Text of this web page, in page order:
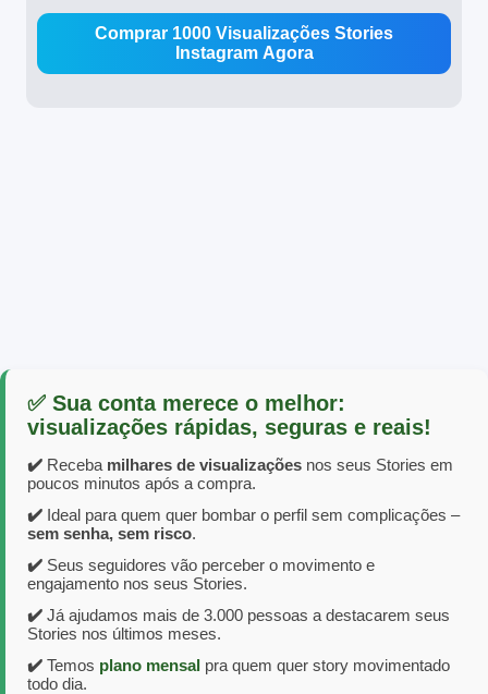
Comprar 1000 Visualizações Stories
InstagramAgora
✅ Sua conta merece o melhor:
visualizações rápidas, seguras e reais!
✔️ Receba milhares de visualizações nos seus Stories em
poucos minutos após a compra.
✔️ Ideal para quem quer bombar o perfil sem complicações –
sem senha, sem risco.
✔️ Seus seguidores vão perceber o movimento e
engajamento nos seus Stories.
✔️ Já ajudamos mais de 3.000 pessoas a destacarem seus
Stories nos últimos meses.
✔️ Temos plano mensal pra quem quer story movimentado
todo dia.